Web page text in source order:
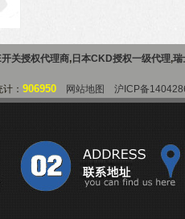
关授权代理商, 日本CKD授权一级代理,瑞
： 906950 网站地图 沪ICP备